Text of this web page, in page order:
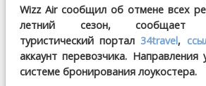
Wizz Air сообщил об отмене всех
летний сезон, сообщает
туристический портал34travel,
аккаунт перевозчика.
системе бронирования лоукостера.